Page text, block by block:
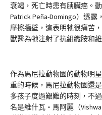
衰竭，死亡時患有胰臟癌。
Patrick Peña-Domingo）透
摩擦牆壁，這表明牠很痛苦
獸醫為牠注射了抗組織胺和
作為馬尼拉動物園的動物明
重的時候，馬尼拉動物園還
多孩子度過艱難的時刻，不
名是維什瓦・馬阿麗（